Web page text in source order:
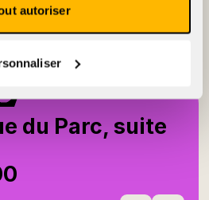
autoriser
du Parc, suite